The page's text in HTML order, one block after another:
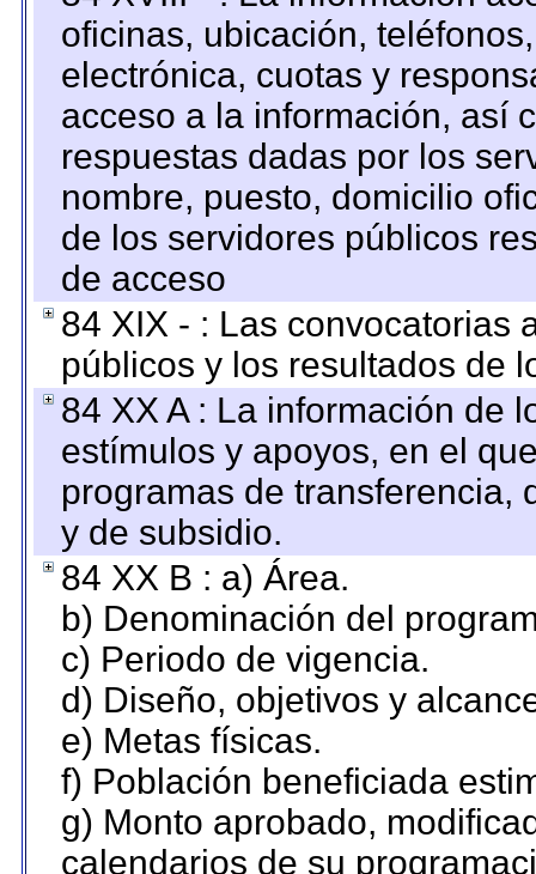
oficinas, ubicación,
electrónica, cuotas y
acceso a la información, así
respuestas dadas por los
nombre, puesto, domicilio
de los servidores públicos
de acceso
84 XIX - : Las convocatorias
públicos y los resultados de
84 XX A : La información de
estímulos y apoyos, en el
programas de transferencia,
y de subsidio.
84 XX B : a) Área.
b) Denominación del
c) Periodo de vigencia.
d) Diseño, objetivos y
e) Metas físicas.
f) Población beneficiada
g) Monto aprobado,
calendarios de su